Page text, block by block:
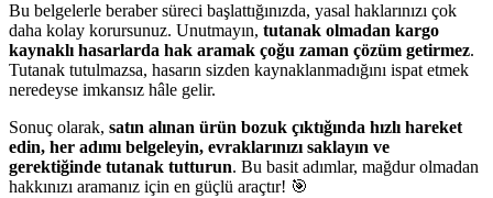
Bu belgelerle beraber süreci başlattığınızda, yasal haklarınızı çok
daha kolay korursunuz. Unutmayın, tutanak olmadan kargo
kaynaklı hasarlarda hak aramak çoğu zaman çözüm getirmez.
Tutanak tutulmazsa, hasarın sizden kaynaklanmadığını ispat etmek
neredeyse imkansız hâle gelir.
Sonuç olarak, satın alınan ürün bozuk çıktığında hızlı hareket
edin, her adımı belgeleyin, evraklarınızı saklayın ve
gerektiğinde tutanak tutturun. Bu basit adımlar, mağdur olmadan
hakkınızı aramanız için en güçlü araçtır! 🎯